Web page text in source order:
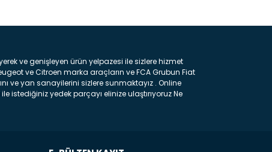
ve genişleyen ürün yelpazesi ile sizlere hizmet
ve Citroen marka araçların ve FCA Grubun Fiat
ve yan sanayilerini sizlere sunmaktayız . Online
istediğiniz yedek parçayı elinize ulaştırıyoruz Ne
olan kaporta aksam parçasıdır. Çamurluk :
ana elemanıdır . Hangi Araçlara Yedek Parça